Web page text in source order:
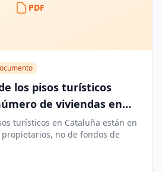
PDF
los pisos turísticos
de viviendas en
tenedores.
turísticos en Cataluña están en
no de fondos de